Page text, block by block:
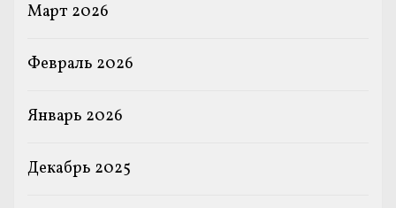
Март 2026
Февраль 2026
Январь 2026
Декабрь 2025